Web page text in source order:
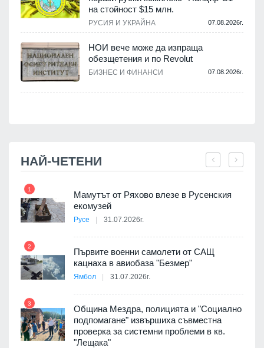
на стойност $15 млн.
РУСИЯ И УКРАЙНА 07.08.2026г.
НОИ вече може да изпраща
обезщетения и по Revolut
БИЗНЕС И ФИНАНСИ 07.08.2026г.
НАЙ-ЧЕТЕНИ
1
Мамутът от Ряхово влезе в Русенския
екомузей
Русе 31.07.2026г.
2
Първите военни самолети от САЩ
кацнаха в авиобаза "Безмер"
Ямбол 31.07.2026г.
3
Община Мездра, полицията и "Социално
подпомагане" извършиха съвместна
проверка за системни проблеми в кв.
"Лещака"